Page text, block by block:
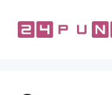
contenuto